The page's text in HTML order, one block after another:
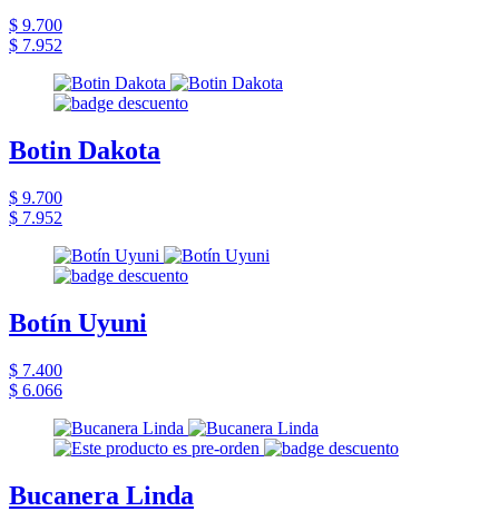
$ 9.700
$ 7.952
Botin Dakota
$ 9.700
$ 7.952
Botín Uyuni
$ 7.400
$ 6.066
Bucanera Linda